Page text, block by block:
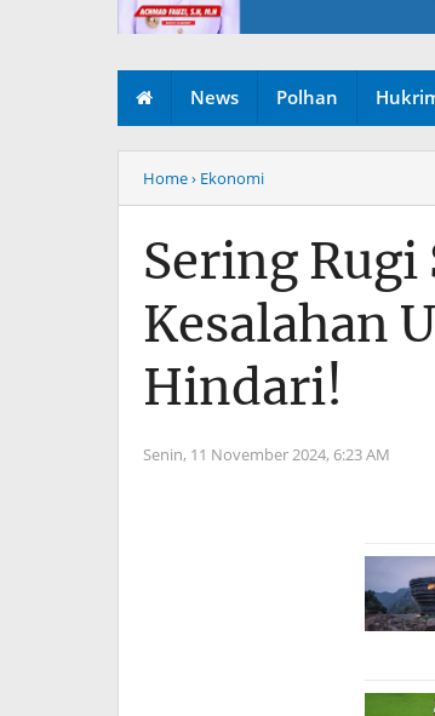
News Polhan
Home› Ekonomi
Sering
Kesalahan
Hindari!
Senin, 11 November 2024, 6:23 AM